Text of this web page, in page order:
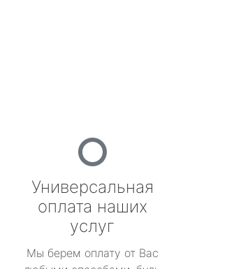
Универсальная
оплата наших
услуг
Мы берем оплату от Вас